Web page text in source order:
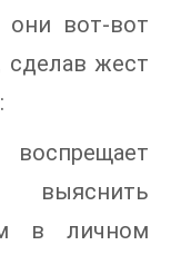
они вот-вот
сделав жест
в личном